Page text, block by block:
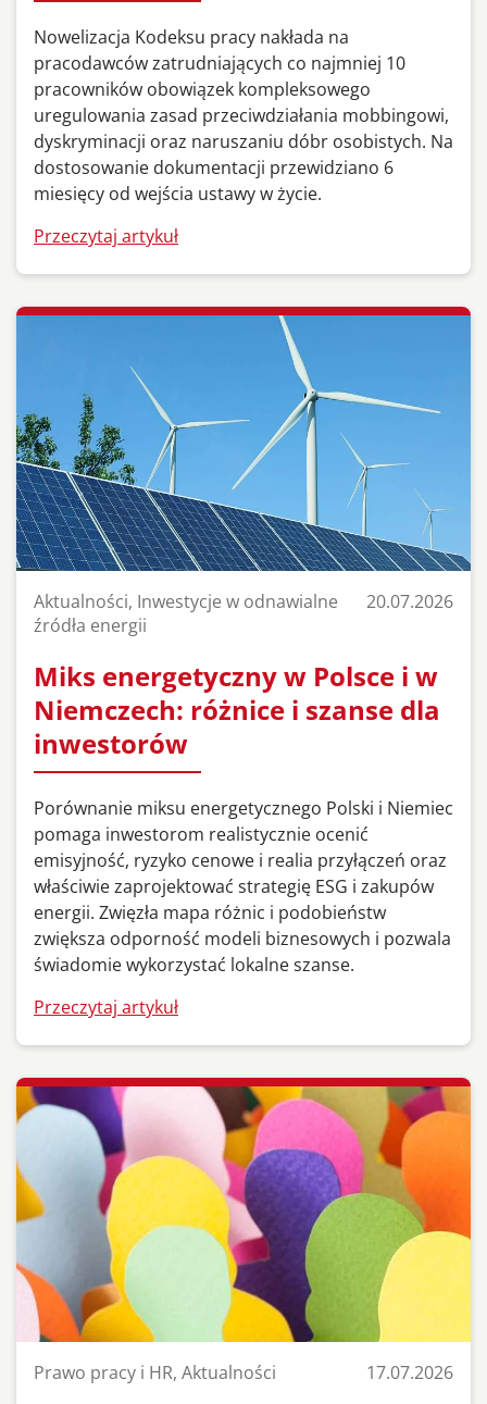
Nowelizacja Kodeksu pracy nakłada na
pracodawców zatrudniających co najmniej 10
pracowników obowiązek kompleksowego
uregulowania zasad przeciwdziałania mobbingowi,
dyskryminacji oraz naruszaniu dóbr osobistych. Na
dostosowanie dokumentacji przewidziano 6
miesięcy od wejścia ustawy w życie.
Przeczytaj artykuł
Aktualności, Inwestycje w odnawialne
źródła energii
20.07.2026
Miks energetyczny w Polsce i w
Niemczech: różnice i szanse dla
inwestorów
Porównanie miksu energetycznego Polski i Niemiec
pomaga inwestorom realistycznie ocenić
emisyjność, ryzyko cenowe i realia przyłączeń oraz
właściwie zaprojektować strategię ESG i zakupów
energii. Zwięzła mapa różnic i podobieństw
zwiększa odporność modeli biznesowych i pozwala
świadomie wykorzystać lokalne szanse.
Przeczytaj artykuł
Prawo pracy i HR, Aktualności 17.07.2026